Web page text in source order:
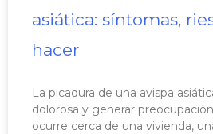
asiática: síntomas,
hacer
La picadura de una avispa
dolorosa y generar
ocurre cerca de una vivienda,